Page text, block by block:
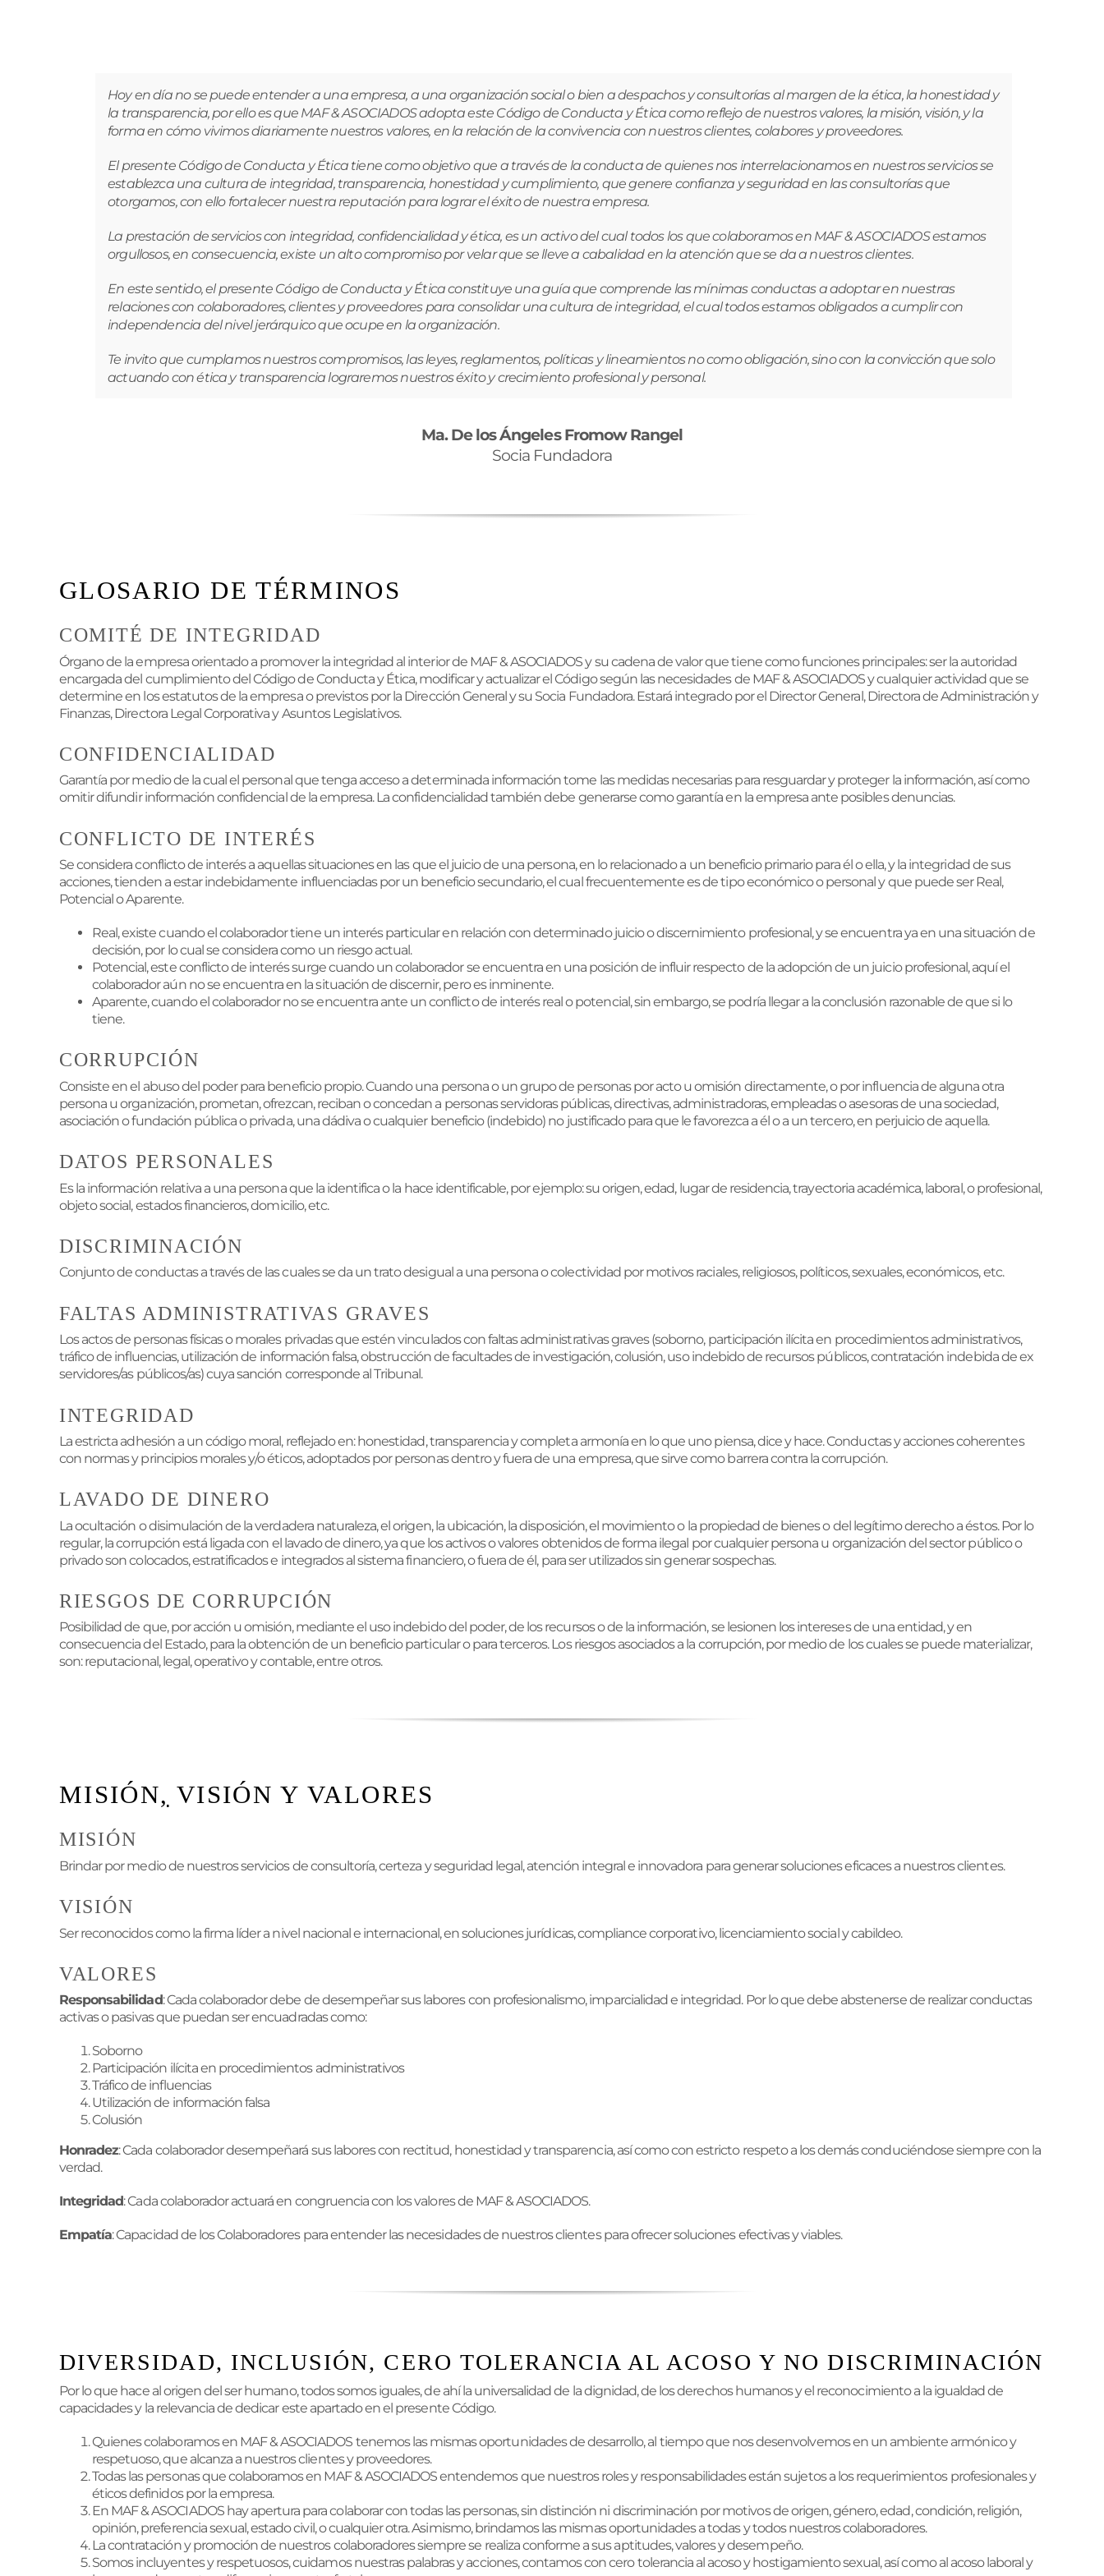
Hoy en día no se puede entender a una empresa, a una organización social o bien a despachos y consultorías al margen de la ética, la honestidad y
la transparencia, por ello es que MAF & ASOCIADOS adopta este Código de Conducta y Ética como reflejo de nuestros valores, la misión, visión, y la
forma en cómo vivimos diariamente nuestros valores, en la relación de la convivencia con nuestros clientes, colabores y proveedores.
El presente Código de Conducta y Ética tiene como objetivo que a través de la conducta de quienes nos interrelacionamos en nuestros servicios se
establezca una cultura de integridad, transparencia, honestidad y cumplimiento, que genere confianza y seguridad en las consultorías que
otorgamos, con ello fortalecer nuestra reputación para lograr el éxito de nuestra empresa.
La prestación de servicios con integridad, confidencialidad y ética, es un activo del cual todos los que colaboramos en MAF & ASOCIADOS estamos
orgullosos, en consecuencia, existe un alto compromiso por velar que se lleve a cabalidad en la atención que se da a nuestros clientes.
En este sentido, el presente Código de Conducta y Ética constituye una guía que comprende las mínimas conductas a adoptar en nuestras
relaciones con colaboradores, clientes y proveedores para consolidar una cultura de integridad, el cual todos estamos obligados a cumplir con
independencia del nivel jerárquico que ocupe en la organización.
Te invito que cumplamos nuestros compromisos, las leyes, reglamentos, políticas y lineamientos no como obligación, sino con la convicción que solo
actuando con ética y transparencia lograremos nuestros éxito y crecimiento profesional y personal.
Ma. De los Ángeles Fromow Rangel
Socia Fundadora
GLOSARIO DE TÉRMINOS
COMITÉ DE INTEGRIDAD
Órgano de la empresa orientado a promover la integridad al interior de MAF & ASOCIADOS y su cadena de valor que tiene como funciones principales: ser la autoridad
encargada del cumplimiento del Código de Conducta y Ética, modificar y actualizar el Código según las necesidades de MAF & ASOCIADOS y cualquier actividad que se
determine en los estatutos de la empresa o previstos por la Dirección General y su Socia Fundadora. Estará integrado por el Director General, Directora de Administración y
Finanzas, Directora Legal Corporativa y Asuntos Legislativos.
CONFIDENCIALIDAD
Garantía por medio de la cual el personal que tenga acceso a determinada información tome las medidas necesarias para resguardar y proteger la información, así como
omitir difundir información confidencial de la empresa. La confidencialidad también debe generarse como garantía en la empresa ante posibles denuncias.
CONFLICTO DE INTERÉS
Se considera conflicto de interés a aquellas situaciones en las que el juicio de una persona, en lo relacionado a un beneficio primario para él o ella, y la integridad de sus
acciones, tienden a estar indebidamente influenciadas por un beneficio secundario, el cual frecuentemente es de tipo económico o personal y que puede ser Real,
Potencial o Aparente.
Real, existe cuando el colaborador tiene un interés particular en relación con determinado juicio o discernimiento profesional, y se encuentra ya en una situación de
decisión, por lo cual se considera como un riesgo actual.
Potencial, este conflicto de interés surge cuando un colaborador se encuentra en una posición de influir respecto de la adopción de un juicio profesional, aquí el
colaborador aún no se encuentra en la situación de discernir, pero es inminente.
Aparente, cuando el colaborador no se encuentra ante un conflicto de interés real o potencial, sin embargo, se podría llegar a la conclusión razonable de que si lo
tiene.
CORRUPCIÓN
Consiste en el abuso del poder para beneficio propio. Cuando una persona o un grupo de personas por acto u omisión directamente, o por influencia de alguna otra
persona u organización, prometan, ofrezcan, reciban o concedan a personas servidoras públicas, directivas, administradoras, empleadas o asesoras de una sociedad,
asociación o fundación pública o privada, una dádiva o cualquier beneficio (indebido) no justificado para que le favorezca a él o a un tercero, en perjuicio de aquella.
DATOS PERSONALES
Es la información relativa a una persona que la identifica o la hace identificable, por ejemplo: su origen, edad, lugar de residencia, trayectoria académica, laboral, o profesional,
objeto social, estados financieros, domicilio, etc.
DISCRIMINACIÓN
Conjunto de conductas a través de las cuales se da un trato desigual a una persona o colectividad por motivos raciales, religiosos, políticos, sexuales, económicos, etc.
FALTAS ADMINISTRATIVAS GRAVES
Los actos de personas físicas o morales privadas que estén vinculados con faltas administrativas graves (soborno, participación ilícita en procedimientos administrativos,
tráfico de influencias, utilización de información falsa, obstrucción de facultades de investigación, colusión, uso indebido de recursos públicos, contratación indebida de ex
servidores/as públicos/as) cuya sanción corresponde al Tribunal.
INTEGRIDAD
La estricta adhesión a un código moral, reflejado en: honestidad, transparencia y completa armonía en lo que uno piensa, dice y hace. Conductas y acciones coherentes
con normas y principios morales y/o éticos, adoptados por personas dentro y fuera de una empresa, que sirve como barrera contra la corrupción.
LAVADO DE DINERO
La ocultación o disimulación de la verdadera naturaleza, el origen, la ubicación, la disposición, el movimiento o la propiedad de bienes o del legítimo derecho a éstos. Por lo
regular, la corrupción está ligada con el lavado de dinero, ya que los activos o valores obtenidos de forma ilegal por cualquier persona u organización del sector público o
privado son colocados, estratificados e integrados al sistema financiero, o fuera de él, para ser utilizados sin generar sospechas.
RIESGOS DE CORRUPCIÓN
Posibilidad de que, por acción u omisión, mediante el uso indebido del poder, de los recursos o de la información, se lesionen los intereses de una entidad, y en
consecuencia del Estado, para la obtención de un beneficio particular o para terceros. Los riesgos asociados a la corrupción, por medio de los cuales se puede materializar,
son: reputacional, legal, operativo y contable, entre otros.
MISIÓN, VISIÓN Y VALORES
MISIÓN
Brindar por medio de nuestros servicios de consultoría, certeza y seguridad legal, atención integral e innovadora para generar soluciones eficaces a nuestros clientes.
VISIÓN
Ser reconocidos como la firma líder a nivel nacional e internacional, en soluciones jurídicas, compliance corporativo, licenciamiento social y cabildeo.
VALORES
Responsabilidad: Cada colaborador debe de desempeñar sus labores con profesionalismo, imparcialidad e integridad. Por lo que debe abstenerse de realizar conductas
activas o pasivas que puedan ser encuadradas como:
Soborno
Participación ilícita en procedimientos administrativos
Tráfico de influencias
Utilización de información falsa
Colusión
Honradez: Cada colaborador desempeñará sus labores con rectitud, honestidad y transparencia, así como con estricto respeto a los demás conduciéndose siempre con la
verdad.
Integridad: Cada colaborador actuará en congruencia con los valores de MAF & ASOCIADOS.
Empatía: Capacidad de los Colaboradores para entender las necesidades de nuestros clientes para ofrecer soluciones efectivas y viables.
DIVERSIDAD, INCLUSIÓN, CERO TOLERANCIA AL ACOSO Y NO DISCRIMINACIÓN
Por lo que hace al origen del ser humano, todos somos iguales, de ahí la universalidad de la dignidad, de los derechos humanos y el reconocimiento a la igualdad de
capacidades y la relevancia de dedicar este apartado en el presente Código.
Quienes colaboramos en MAF & ASOCIADOS tenemos las mismas oportunidades de desarrollo, al tiempo que nos desenvolvemos en un ambiente armónico y
respetuoso, que alcanza a nuestros clientes y proveedores.
Todas las personas que colaboramos en MAF & ASOCIADOS entendemos que nuestros roles y responsabilidades están sujetos a los requerimientos profesionales y
éticos definidos por la empresa.
En MAF & ASOCIADOS hay apertura para colaborar con todas las personas, sin distinción ni discriminación por motivos de origen, género, edad, condición, religión,
opinión, preferencia sexual, estado civil, o cualquier otra. Asimismo, brindamos las mismas oportunidades a todas y todos nuestros colaboradores.
La contratación y promoción de nuestros colaboradores siempre se realiza conforme a sus aptitudes, valores y desempeño.
Somos incluyentes y respetuosos, cuidamos nuestras palabras y acciones, contamos con cero tolerancia al acoso y hostigamiento sexual, así como al acoso laboral y